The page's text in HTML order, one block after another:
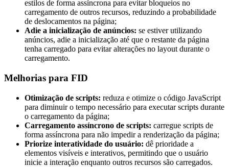
estilos de forma assíncrona para evitar bloqueios no
carregamento de outros recursos, reduzindo a probabilidade
de deslocamentos na página;
Adie a inicialização de anúncios: se estiver utilizando
anúncios, adie a inicialização até que o restante da página
tenha carregado para evitar alterações no layout durante o
carregamento.
Melhorias para FID
Otimização de scripts: reduza e otimize o código JavaScript
para diminuir o tempo necessário para executar scripts durante
o carregamento da página;
Carregamento assíncrono de scripts: carregue scripts de
forma assíncrona para não impedir a renderização da página;
Priorize interatividade do usuário: dê prioridade a
elementos visíveis e interativos, permitindo que o usuário
inicie a interação enquanto outros recursos são carregados.